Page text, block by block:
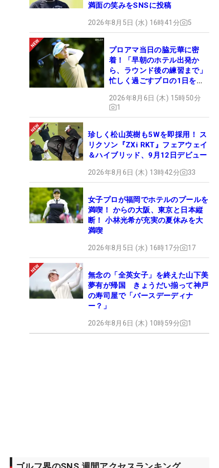
満面の笑みをSNSに投稿
2026年8月5日 (水) 16時41分 5
プロアマ当日の脇元華に密
着！「早朝のホテル出発か
ら、ラウンド後の練習まで」
忙しく過ごすプロの1日を公
2026年8月6日 (木) 15時50分
1
珍しく松山英樹も5Wを即採用！ ス
リクソン『ZXi RKT』フェアウェイ
＆ハイブリッド、9月12日デビュー
2026年8月6日 (木) 13時42分 33
女子プロが福岡でホテルのプールを
満喫！ からの大阪、東京と日本縦
断！ 小林光希が充実の夏休みを大
満喫
2026年8月5日 (水) 16時17分 17
無念の「全英女子」を終えた山下美
夢有が帰国 きょうだい揃って神戸
の寿司屋で「バースデーディナ
ー？」
2026年8月6日 (木) 10時59分 1